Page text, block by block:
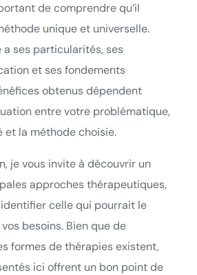
de comprendre qu’il
unique et universelle.
ses particularités, ses
et ses fondements
obtenus dépendent
entre votre problématique,
et la méthode choisie.
je vous invite à découvrir un
approches thérapeutiques,
celle qui pourrait le
besoins. Bien que de
formes de thérapies existent,
ici offrent un bon point de